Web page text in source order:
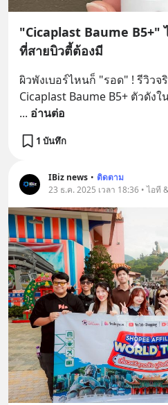
"Cicaplast Baume B5+"
ที่สายบิวตี้ต้องมี
ผิวพังเบอร์ไหนก็ "รอด" ! รีวิว
Cicaplast Baume B5+ ตัวดัง
... อ่านต่อ
1 บันทึก
IBiz news • ติดตาม
23 ธ.ค. 2025 เวลา 18:36 • ไอที